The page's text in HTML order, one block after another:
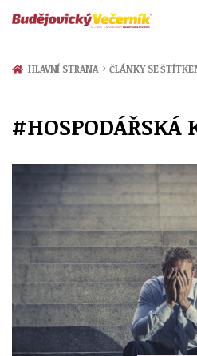
Zprávy
Kultura
Společnost
HLAVNÍ STRANA › ČLÁNKY SE
#HOSPODÁŘSKÁ